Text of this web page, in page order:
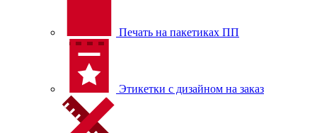
Печать на пакетиках ПП
Этикетки с дизайном на заказ